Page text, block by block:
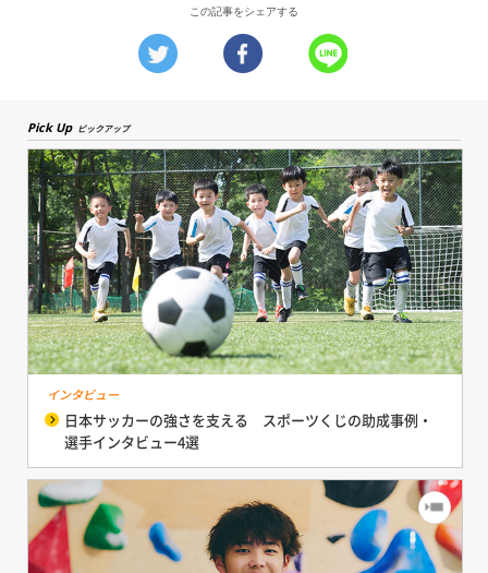
この記事をシェアする
Pick Up ピックアップ
インタビュー
日本サッカーの強さを支える スポーツくじの助成事例・
選手インタビュー4選